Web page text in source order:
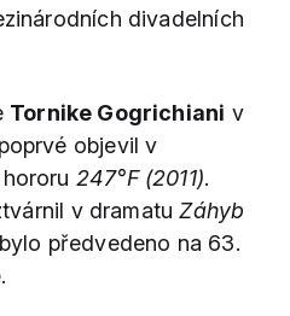
divadelních
Tornike Gogrichiani v
objevil v
247°F (2011).
v dramatuZáhyb
předvedeno na 63.